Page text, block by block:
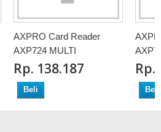
AXPRO Card Reader
AXP724 MULTI
Rp‎. 138.187
Beli
Rp‎.
Beli